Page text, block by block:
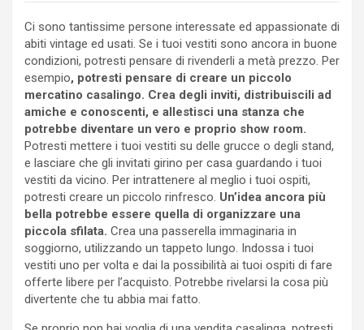
Ci sono tantissime persone interessate ed appassionate di
abiti vintage ed usati. Se i tuoi vestiti sono ancora in buone
condizioni, potresti pensare di rivenderli a metà prezzo. Per
esempio, potresti pensare di creare un piccolo
mercatino casalingo. Crea degli inviti, distribuiscili ad
amiche e conoscenti, e allestisci una stanza che
potrebbe diventare un vero e proprio show room.
Potresti mettere i tuoi vestiti su delle grucce o degli stand,
e lasciare che gli invitati girino per casa guardando i tuoi
vestiti da vicino. Per intrattenere al meglio i tuoi ospiti,
potresti creare un piccolo rinfresco. Un’idea ancora più
bella potrebbe essere quella di organizzare una
piccola sfilata. Crea una passerella immaginaria in
soggiorno, utilizzando un tappeto lungo. Indossa i tuoi
vestiti uno per volta e dai la possibilità ai tuoi ospiti di fare
offerte libere per l’acquisto. Potrebbe rivelarsi la cosa più
divertente che tu abbia mai fatto.